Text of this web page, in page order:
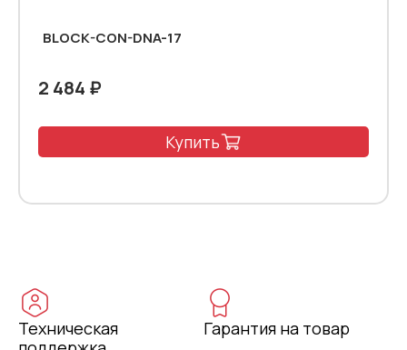
BLOCK-CON-DNA-17
2 484 ₽
Купить
Техническая
Гарантия на товар